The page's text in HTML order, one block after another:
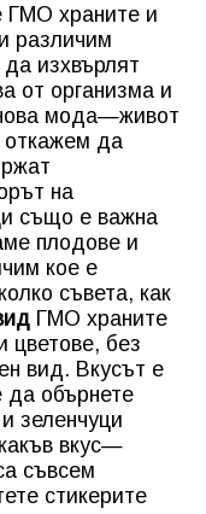
ГМО храните и
различим
изхвърлят
от организма и
мода—живот
откажем да
на
също е важна
плодове и
кое е
съвета, как
ГМО храните
цветове, без
вид. Вкусът е
да обърнете
зеленчуци
вкус—
съвсем
стикерите